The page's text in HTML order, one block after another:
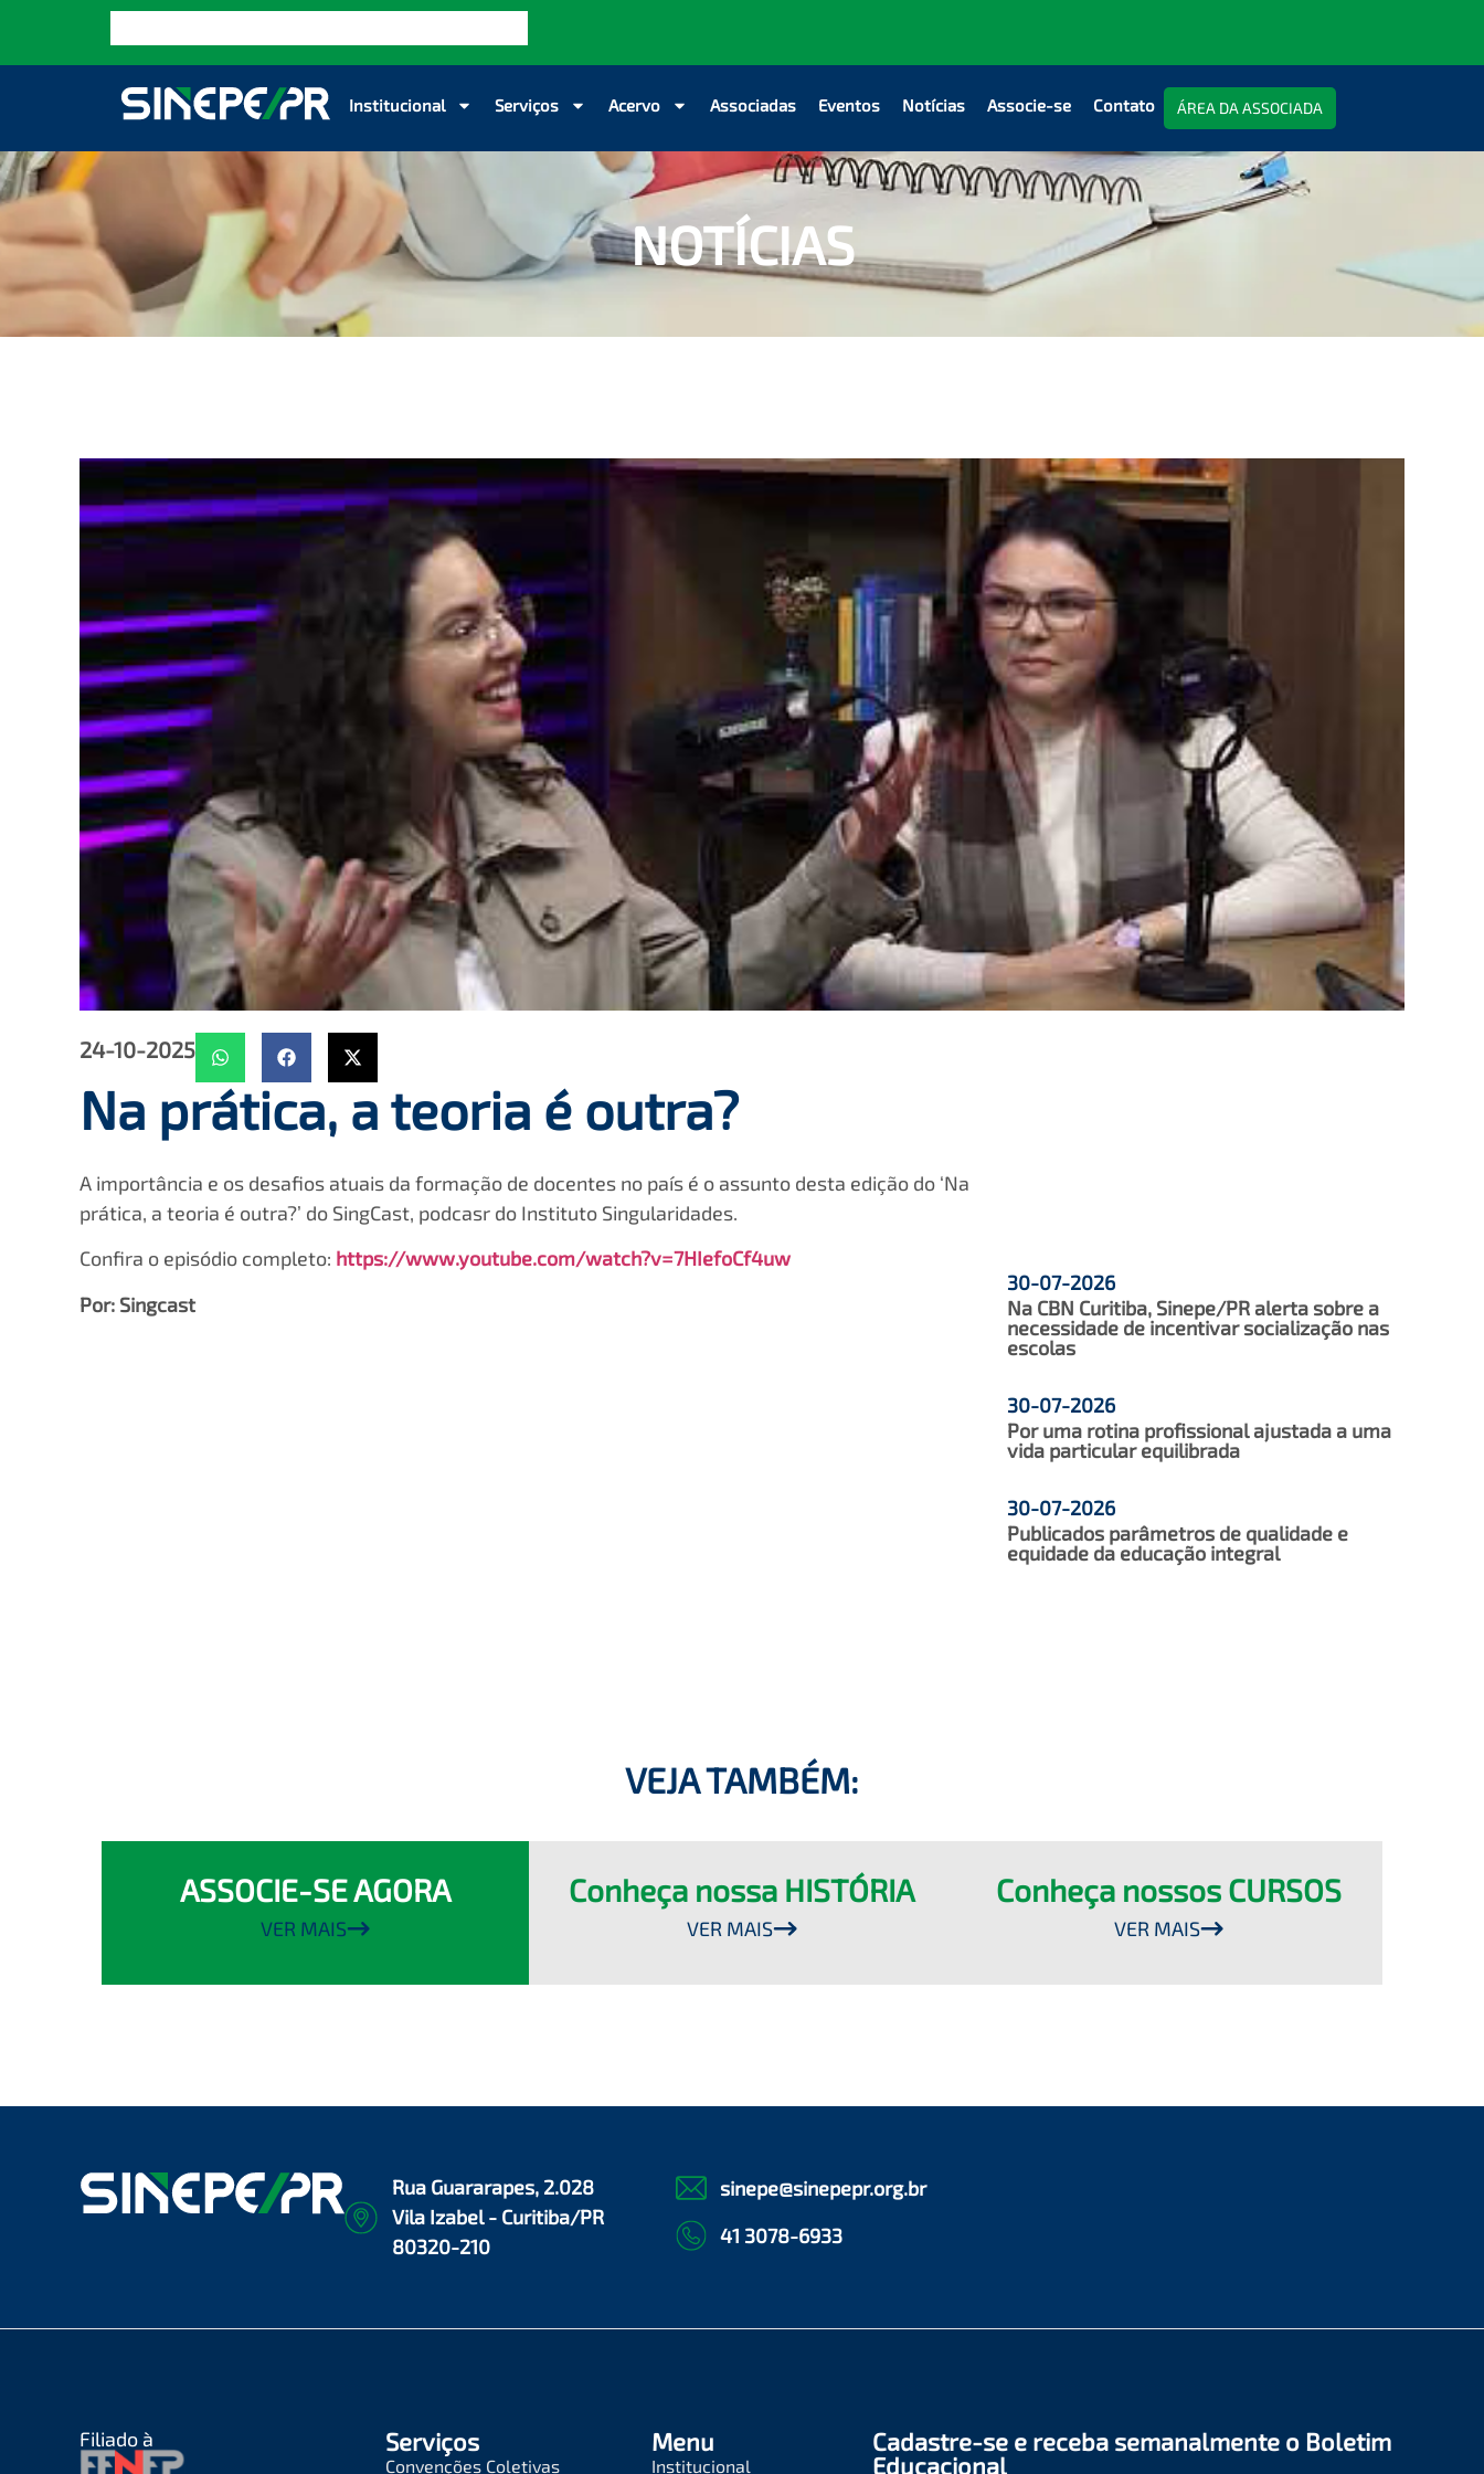
Institucional Serviços Acervo Associadas Eventos Notícias Associe-se Contato ÁREA DA ASSOCIADA
NOTÍCIAS
24-10-2025
Na prática, a teoria é outra?
A importância e os desafios atuais da formação de docentes no país é o assunto desta edição do ‘Na
prática, a teoria é outra?’ do SingCast, podcasr do Instituto Singularidades.
Confira o episódio completo: https://www.youtube.com/watch?v=7HIefoCf4uw
Por: Singcast
30-07-2026
Na CBN Curitiba, Sinepe/PR alerta sobre a
necessidade de incentivar socialização nas
escolas
30-07-2026
Por uma rotina profissional ajustada a uma
vida particular equilibrada
30-07-2026
Publicados parâmetros de qualidade e
equidade da educação integral
VEJA TAMBÉM:
ASSOCIE-SE AGORA
VER MAIS
Conheça nossa HISTÓRIA
VER MAIS
Conheça nossos CURSOS
VER MAIS
Rua Guararapes, 2.028
Vila Izabel - Curitiba/PR
80320-210
sinepe@sinepepr.org.br
41 3078-6933
Filiado à Serviços
Convenções Coletivas
Menu
Institucional
Cadastre-se e receba semanalmente o Boletim
Educacional